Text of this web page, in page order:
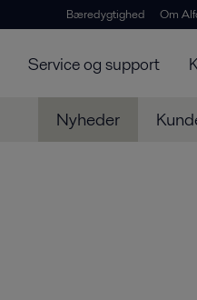
Bæredygtighed Om
Service og support
Nyheder